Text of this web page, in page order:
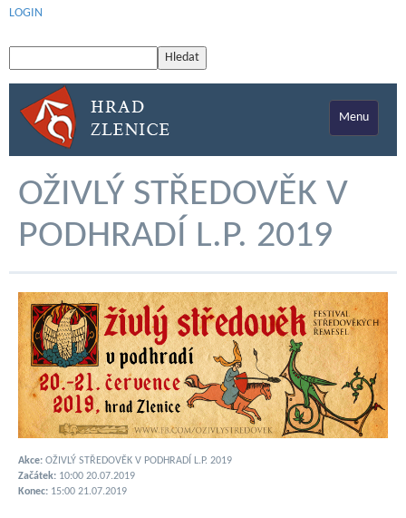
LOGIN
Menu
OŽIVLÝ STŘEDOVĚK V
PODHRADÍ L.P. 2019
Akce: OŽIVLÝ STŘEDOVĚK V PODHRADÍ L.P. 2019
Začátek: 10:00 20.07.2019
Konec: 15:00 21.07.2019